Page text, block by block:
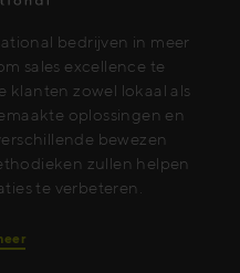
bedrijven in meer
sales excellence te
klanten zowel lokaal als
oplossingen en
bewezen
zullen helpen
te verbeteren.